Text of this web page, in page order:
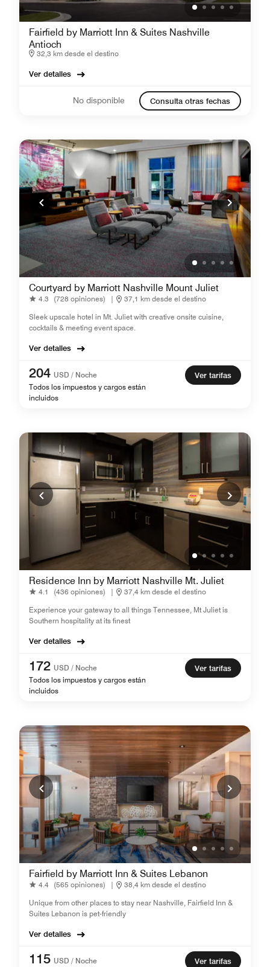
Fairfield by Marriott Inn & Suites Nashville
Antioch
32,3 km desde el destino
Ver detalles
No disponible Consulta otras fechas
Courtyard by Marriott Nashville Mount Juliet
4.3 (728 opiniones) |
37,1 km desde el destino
Sleek upscale hotel in Mt. Juliet with creative onsite cuisine,
cocktails & meeting event space.
Ver detalles
204 USD / Noche
Todos los impuestos y cargos están
incluidos
Ver tarifas
Residence Inn by Marriott Nashville Mt. Juliet
4.1 (436 opiniones) |
37,4 km desde el destino
Experience your gateway to all things Tennessee, Mt Juliet is
Southern hospitality at its finest
Ver detalles
172 USD / Noche
Todos los impuestos y cargos están
incluidos
Ver tarifas
Fairfield by Marriott Inn & Suites Lebanon
4.4 (565 opiniones) |
38,4 km desde el destino
Unique from other places to stay near Nashville, Fairfield Inn &
Suites Lebanon is pet-friendly
Ver detalles
115 USD / Noche Ver tarifas